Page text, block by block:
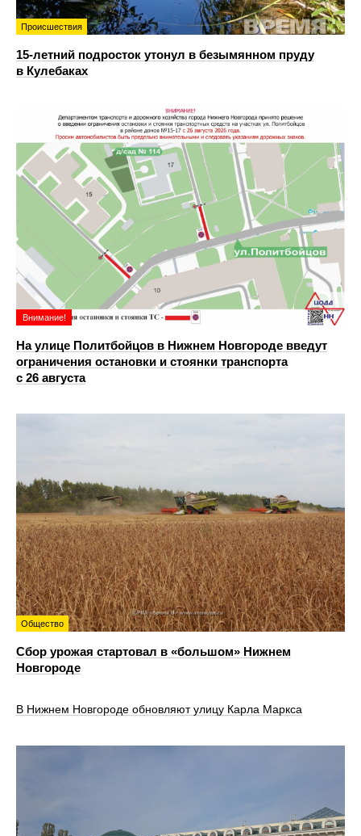
Происшествия
15-летний подросток утонул в безымянном пруду
в Кулебаках
Внимание!
На улице Политбойцов в Нижнем Новгороде введут
ограничения остановки и стоянки транспорта
с 26 августа
Общество
Сбор урожая стартовал в «большом» Нижнем
Новгороде
В Нижнем Новгороде обновляют улицу Карла Маркса